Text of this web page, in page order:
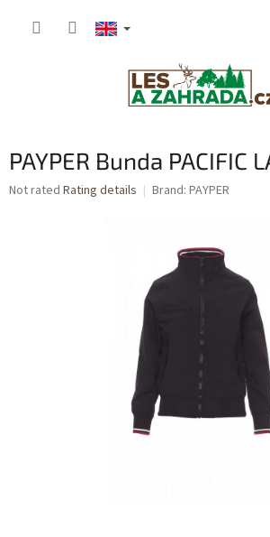
PAYPER Bunda PACIFIC
The
Not rated Rating details Brand: PAYPER